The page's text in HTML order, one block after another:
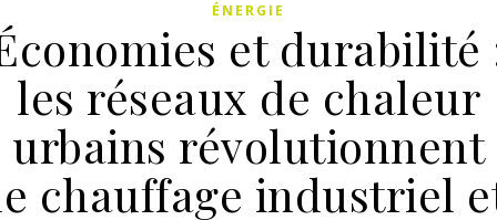
ÉNERGIE
et durabilité
les réseaux de chaleur
urbains révolutionnent
chauffage industriel